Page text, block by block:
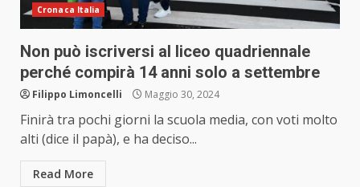
Cronaca Italia
Non può iscriversi al liceo quadriennale
perché compirà 14 anni solo a settembre
Filippo Limoncelli Maggio 30, 2024
Finirà tra pochi giorni la scuola media, con voti molto
alti (dice il papà), e ha deciso...
Read More